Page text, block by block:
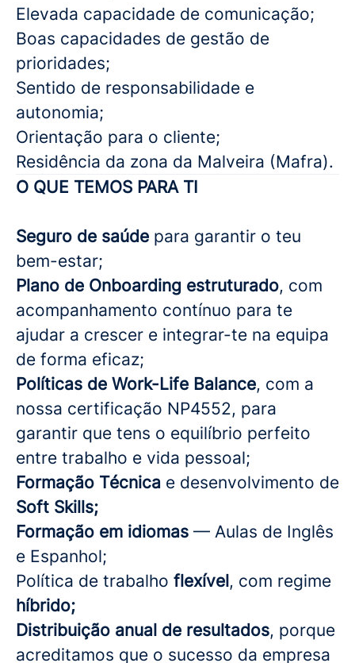
Elevada capacidade de comunicação;
Boas capacidades de gestão de
prioridades;
Sentido de responsabilidade e
autonomia;
Orientação para o cliente;
Residência da zona da Malveira (Mafra).
O QUE TEMOS PARA TI
Seguro de saúde para garantir o teu
bem-estar;
Plano de Onboarding estruturado, com
acompanhamento contínuo para te
ajudar a crescer e integrar-te na equipa
de forma eficaz;
Políticas de Work-Life Balance, com a
nossa certificação NP4552, para
garantir que tens o equilíbrio perfeito
entre trabalho e vida pessoal;
Formação Técnica e desenvolvimento de
Soft Skills;
Formação em idiomas — Aulas de Inglês
e Espanhol;
Política de trabalho flexível, com regime
híbrido;
Distribuição anual de resultados, porque
acreditamos que o sucesso da empresa